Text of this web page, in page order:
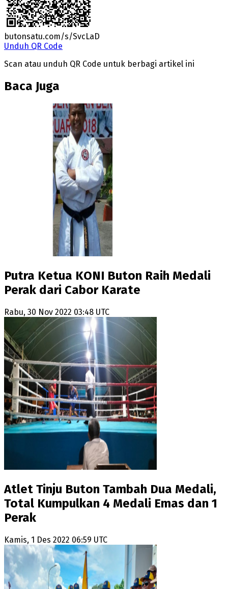
butonsatu.com/s/SvcLaD
Unduh QR Code
Scan atau unduh QR Code untuk berbagi artikel ini
Baca Juga
Putra Ketua KONI Buton Raih Medali
Perak dari Cabor Karate
Rabu, 30 Nov 2022 03:48 UTC
Atlet Tinju Buton Tambah Dua Medali,
Total Kumpulkan 4 Medali Emas dan 1
Perak
Kamis, 1 Des 2022 06:59 UTC